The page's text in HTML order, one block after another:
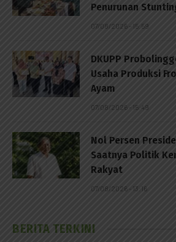
Penurunan
07/08/2026 - 15:59
DKUPP
Usaha Produksi
Ayam
07/08/2026 - 15:49
Nol Persen
Saatnya Politik
Rakyat
07/08/2026 - 13:16
BERITA TERKINI